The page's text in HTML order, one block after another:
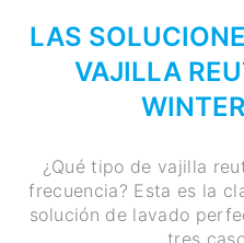
LAS
VAJILLA
¿Qué tipo de vajilla
frecuencia? Esta es la
solución de lavado
tres